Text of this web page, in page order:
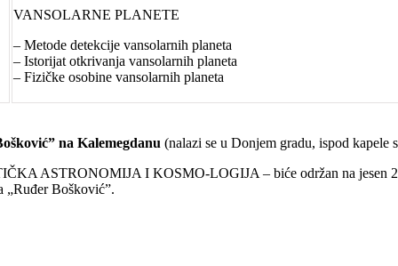
VANSOLARNE PLANETE
– Metode detekcije vansolarnih planeta
– Istorijat otkrivanja vansolarnih planeta
– Fizičke osobine vansolarnih planeta
na Kalemegdanu (nalazi se u Donjem gradu, ispod kapele
I KOSMO-LOGIJA – biće održan na jesen
„Ruđer Bošković”.